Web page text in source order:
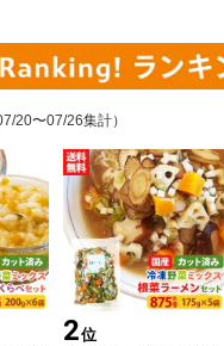
20〜07/26集計）
2位